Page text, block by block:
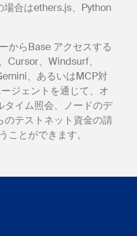
合はethers.js、Python
からBase アクセスする
Cursor、Windsurf、
、あるいはMCP対
ジェントを通じて、オ
タイム照会、ノードのデ
のテストネット資金の請
ことができます。